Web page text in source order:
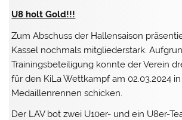
U8 holt Gold!!!
Zum Abschuss der Hallensaison
Kassel nochmals mitgliederstark.
Trainingsbeteiligung konnte der Verein
für den KiLa Wettkampf am 02.03.2024
Medaillenrennen schicken.
Der LAV bot zwei U10er- und ein U8er-